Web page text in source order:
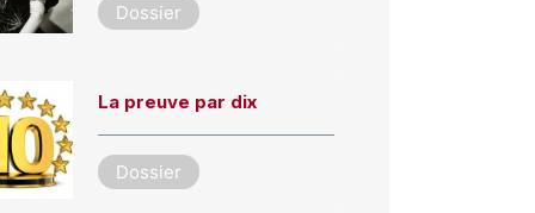
Dossier
La preuve par dix
Dossier